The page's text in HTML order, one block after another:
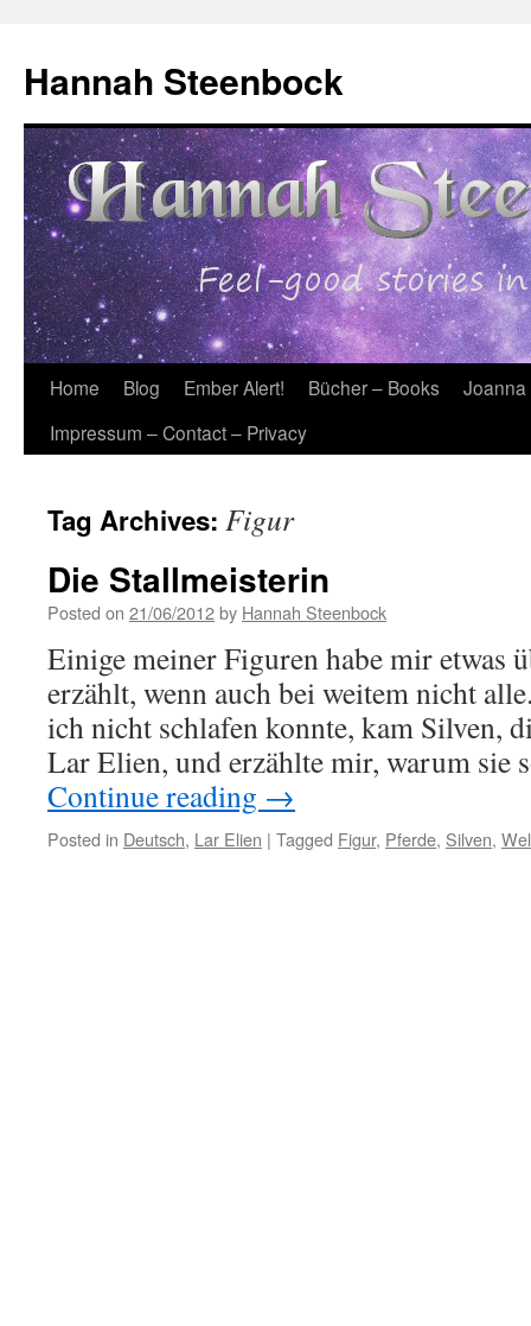
content
Hannah Steenbock
Home Blog Ember Alert! Bücher – Books
Joanna
Impressum – Contact – Privacy
Tag Archives: Figur
Die Stallmeisterin
Posted on 21/06/2012by Hannah Steenbock
Einige meiner Figuren habe mir etwas
erzählt, wenn auch bei weitem nicht
ich nicht schlafen konnte, kam Silven,
Lar Elien, und erzählte mir, warum
Continue reading →
Posted in Deutsch, Lar Elien | Tagged Figur, Pferde, Silven,